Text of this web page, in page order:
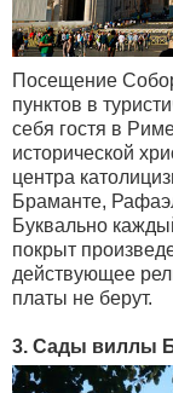
Посещение
пунктов в
себя гостя в
исторической
центра
Браманте,
Буквально
покрыт
действующее
платы не берут.
3. Сады виллы